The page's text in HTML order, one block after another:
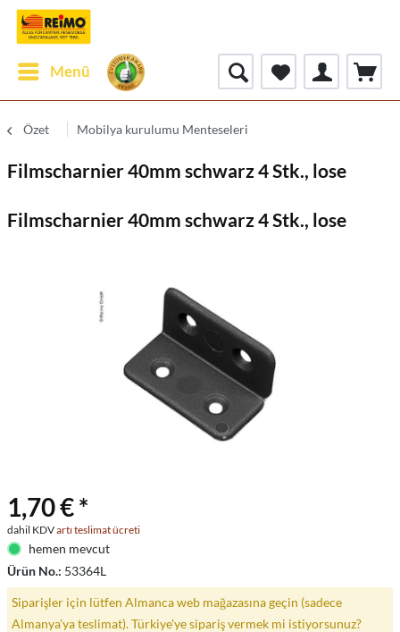
Menü
Özet Mobilya kurulumu Menteseleri
Filmscharnier 40mm schwarz 4 Stk., lose
Filmscharnier 40mm schwarz 4 Stk., lose
1,70 € *
dahil KDVartı teslimat ücreti
hemen mevcut
Ürün No.: 53364L
Siparişler için lütfen Almanca web mağazasına geçin (sadece
Almanya'ya teslimat). Türkiye'ye sipariş vermek mi istiyorsunuz?